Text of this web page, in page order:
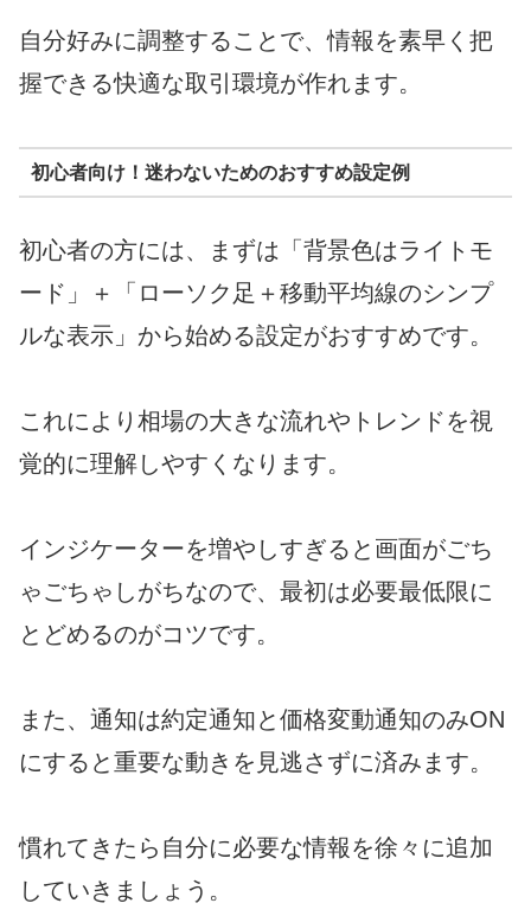
自分好みに調整することで、情報を素早く把
握できる快適な取引環境が作れます。
初心者向け！迷わないためのおすすめ設定例
初心者の方には、まずは「背景色はライトモ
ード」＋「ローソク足＋移動平均線のシンプ
ルな表示」から始める設定がおすすめです。
これにより相場の大きな流れやトレンドを視
覚的に理解しやすくなります。
インジケーターを増やしすぎると画面がごち
ゃごちゃしがちなので、最初は必要最低限に
とどめるのがコツです。
また、通知は約定通知と価格変動通知のみON
にすると重要な動きを見逃さずに済みます。
慣れてきたら自分に必要な情報を徐々に追加
していきましょう。